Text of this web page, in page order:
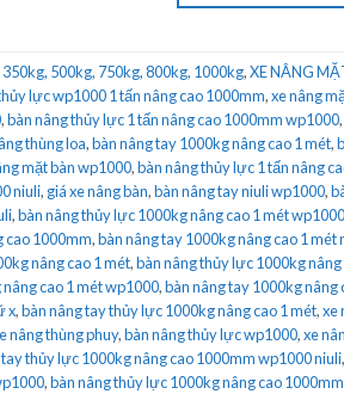
500kg, 750kg, 800kg, 1000kg,XE NÂNG
lực wp1000 1 tấn nâng cao 1000mm,xe nâng
,bàn nâng thủy lực 1 tấn nâng cao 1000mm wp1000,
thùng loa,bàn nâng tay 1000kg nâng cao 1 mét,
mặt bàn wp1000,bàn nâng thủy lực 1 tấn nâng
niuli, giá xe nâng bàn,bàn nâng tay niuli wp1000,
,bàn nâng thủy lực 1000kg nâng cao 1 mét
cao 1000mm,bàn nâng tay 1000kg nâng cao 1 mét
nâng cao 1 mét,bàn nâng thủy lực 1000kg
cao 1 mét wp1000,bàn nâng tay 1000kg nâng
x,bàn nâng tay thủy lực 1000kg nâng cao 1 mét,xe
nâng thùng phuy,bàn nâng thủy lực wp1000,xe
thủy lực 1000kg nâng cao 1000mm wp1000 niuli,
,bàn nâng thủy lực 1000kg nâng cao